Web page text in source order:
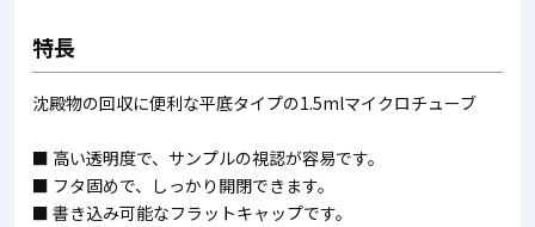
特長
沈殿物の回収に便利な平底タイプの1.5mlマイクロチューブ
■ 高い透明度で、サンプルの視認が容易です。
■ フタ固めで、しっかり開閉できます。
■ 書き込み可能なフラットキャップです。